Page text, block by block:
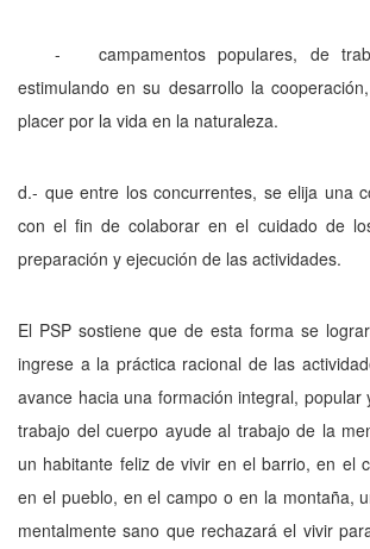
- campamentos populares, de
estimulando en su desarrollo la
placer por la vida en la naturaleza.
d.- que entre los concurrentes, se elija una
con el fin de colaborar en el cuidado de
preparación y ejecución de las actividades.
El PSP sostiene que de esta forma se
ingrese a la práctica racional de las
avance hacia una formación integral, popular
trabajo del cuerpo ayude al trabajo de la
un habitante feliz de vivir en el barrio, en el
en el pueblo, en el campo o en la montaña,
mentalmente sano que rechazará el vivir